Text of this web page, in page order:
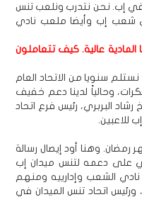
في إب. نحن نتدرب ونلعب تنس
شعب إب وأيضا ملعب نادي
عالية. كيف تتعاملون
سنويا من الاتحاد العام
وحالياً لدينا دعم خفيف
البربري، رئيس فرع اتحاد
للاعبين.
رمضان. وهنا أود إيصال رسالة
على دعمه لتنس ميدان إب
الشعب وإدارييه ومنهم
ورئيس اتحاد تنس الميدان في